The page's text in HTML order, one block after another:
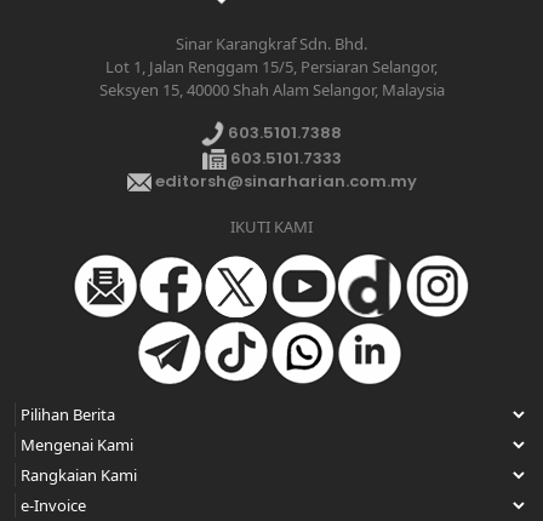
Sinar Karangkraf Sdn. Bhd.
Lot 1, Jalan Renggam 15/5, Persiaran Selangor,
Seksyen 15, 40000 Shah Alam Selangor, Malaysia
603.5101.7388
603.5101.7333
editorsh@sinarharian.com.my
IKUTI KAMI